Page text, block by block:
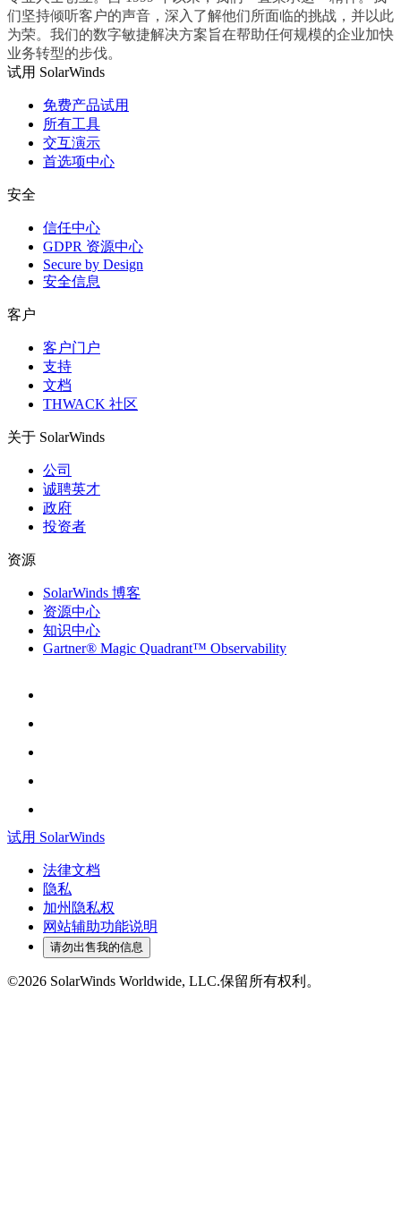
们坚持倾听客户的声音，深入了解他们所面临的挑战，并以此
为荣。我们的数字敏捷解决方案旨在帮助任何规模的企业加快
业务转型的步伐。
试用 SolarWinds
免费产品试用
所有工具
交互演示
首选项中心
安全
信任中心
GDPR 资源中心
Secure by Design
安全信息
客户
客户门户
支持
文档
THWACK 社区
关于 SolarWinds
公司
诚聘英才
政府
投资者
资源
SolarWinds 博客
资源中心
知识中心
Gartner® Magic Quadrant™ Observability
试用 SolarWinds
法律文档
隐私
加州隐私权
网站辅助功能说明
请勿出售我的信息
©2026 SolarWinds Worldwide, LLC.保留所有权利。